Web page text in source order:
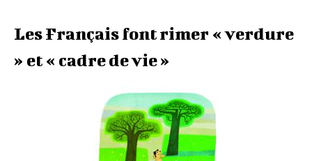
Les Français font rimer « verdure
» et « cadre de vie »